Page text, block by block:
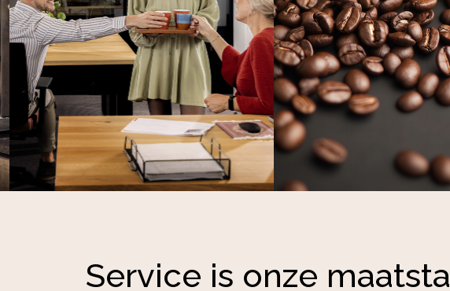
Service is onze